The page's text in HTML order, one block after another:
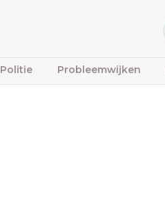
Politie Probleemwijken